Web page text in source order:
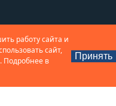
работу сайта и
сайт,
Подробнее в
Принять